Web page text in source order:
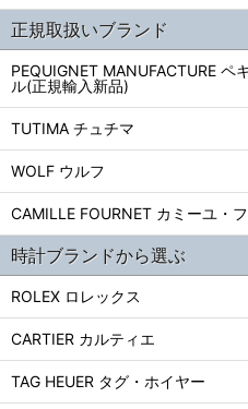
正規取扱いブランド
PEQUIGNET MANUFACTURE ペ
ル(正規輸入新品)
TUTIMA チュチマ
WOLF ウルフ
CAMILLE FOURNET カミーユ・
時計ブランドから選ぶ
ROLEX ロレックス
CARTIER カルティエ
TAG HEUER タグ・ホイヤー